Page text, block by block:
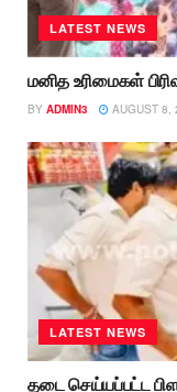
LATEST NEWS
மனித உரிமைகள்
BY ADMIN3 AUGUST 8,
LATEST NEWS
தடை செய்யப்பட்ட